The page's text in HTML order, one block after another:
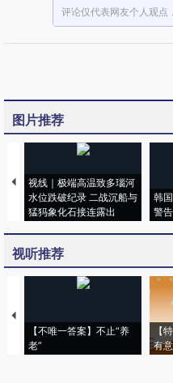
评论仅代表网友个人观点
图片推荐
视线｜极端高温致多瑙河
水位跌破纪录 二战沉船与
猛犸象化石接连露出
韩
警
视听推荐
【不唯一答案】不止“养
老”
【
有